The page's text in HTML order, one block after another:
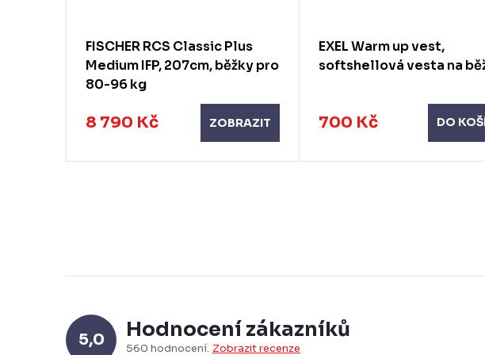
FISCHER RCS Classic Plus
Medium IFP, 207cm, běžky pro
80-96 kg
8 790 Kč ZOBRAZIT
EXEL Warm up vest,
softshellová vesta na
700 Kč DO
5,0 Hodnocení zákazníků
560 hodnocení Zobrazit recenze